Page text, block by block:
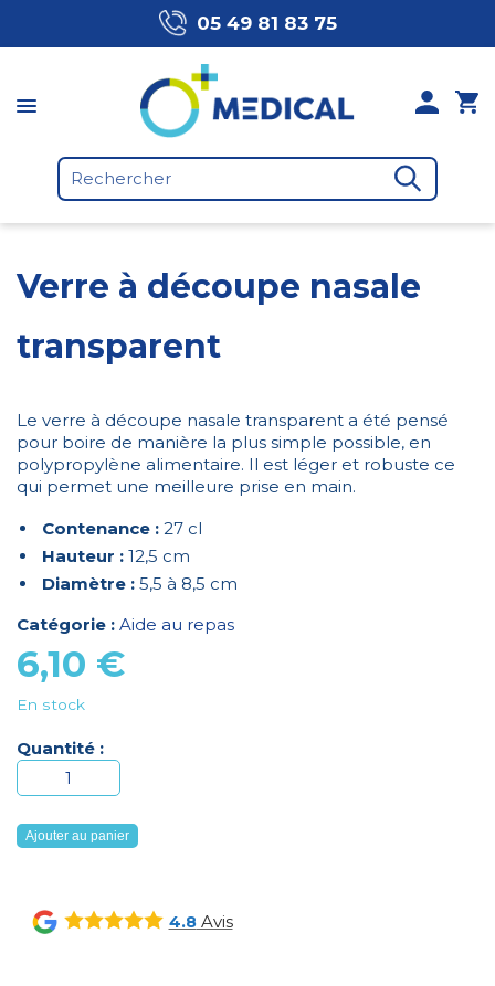
05 49 81 83 75
Verre à découpe nasale
transparent
Le verre à découpe nasale transparent a été pensé
pour boire de manière la plus simple possible, en
polypropylène alimentaire. Il est léger et robuste ce
qui permet une meilleure prise en main.
Contenance : 27 cl
Hauteur : 12,5 cm
Diamètre : 5,5 à 8,5 cm
Catégorie : Aide au repas
6,10 €
En stock
Quantité :
quantité
de
Verre
à
nasale
transparent
Ajouter au panier
4.8Avis